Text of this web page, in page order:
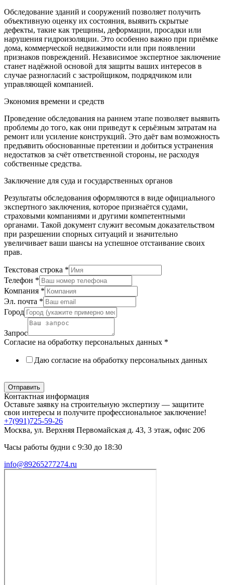
Обследование зданий и сооружений позволяет получить
объективную оценку их состояния, выявить скрытые
дефекты, такие как трещины, деформации, просадки или
нарушения гидроизоляции. Это особенно важно при приёмке
дома, коммерческой недвижимости или при появлении
признаков повреждений. Независимое экспертное заключение
станет надёжной основой для защиты ваших интересов в
случае разногласий с застройщиком, подрядчиком или
управляющей компанией.
Экономия времени и средств
Проведение обследования на раннем этапе позволяет выявить
проблемы до того, как они приведут к серьёзным затратам на
ремонт или усиление конструкций. Это даёт вам возможность
предъявить обоснованные претензии и добиться устранения
недостатков за счёт ответственной стороны, не расходуя
собственные средства.
Заключение для суда и государственных органов
Результаты обследования оформляются в виде официального
экспертного заключения, которое признаётся судами,
страховыми компаниями и другими компетентными
органами. Такой документ служит весомым доказательством
при разрешении спорных ситуаций и значительно
увеличивает ваши шансы на успешное отстаивание своих
прав.
Текстовая строка *
Телефон *
Компания *
Эл. почта *
Город
Запрос
Согласие на обработку персональных данных *
Даю согласие на обработку персональных данных
Отправить
Контактная информация
Оставьте заявку на строительную экспертизу — защитите
свои интересы и получите профессиональное заключение!
+7(991)725-59-26
Москва, ул. Верхняя Первомайская д. 43, 3 этаж, офис 206
Часы работы будни с 9:30 до 18:30
info@89265277274.ru